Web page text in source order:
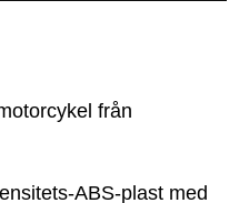
från
ABS-plast med